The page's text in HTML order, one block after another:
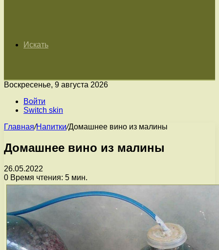
Искать
Воскресенье, 9 августа 2026
Войти
Switch skin
Главная/Напитки/Домашнее вино из малины
Домашнее вино из малины
26.05.2022
0 Время чтения: 5 мин.